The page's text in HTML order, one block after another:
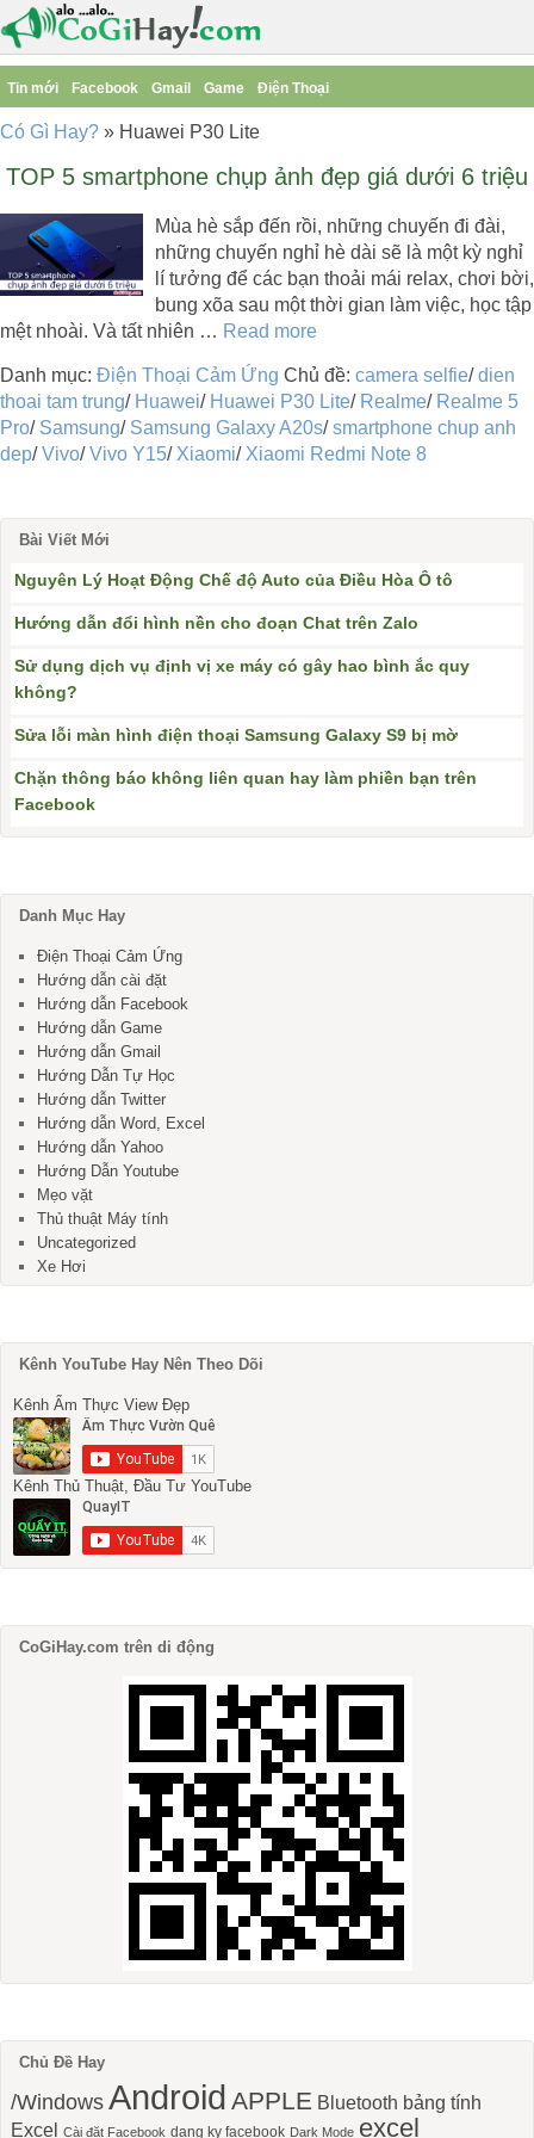
Tin mới Facebook Gmail Game Điện Thoại
Có Gì Hay? » Huawei P30 Lite
TOP 5 smartphone chụp ảnh đẹp giá dưới 6 triệu
Mùa hè sắp đến rồi, những chuyến đi đài,
những chuyến nghỉ hè dài sẽ là một kỳ nghỉ
lí tưởng để các bạn thoải mái relax, chơi bời,
bung xõa sau một thời gian làm việc, học tập
mệt nhoài. Và tất nhiên … Read more
Danh mục: Điện Thoại Cảm Ứng Chủ đề: camera selfie/dien
thoai tam trung/ Huawei/ Huawei P30 Lite/ Realme/ Realme 5
Pro/ Samsung/ Samsung Galaxy A20s/smartphone chup anh
dep/Vivo/Vivo Y15/ Xiaomi/ Xiaomi Redmi Note 8
Bài Viết Mới
Nguyên Lý Hoạt Động Chế độ Auto của Điều Hòa Ô tô
Hướng dẫn đổi hình nền cho đoạn Chat trên Zalo
Sử dụng dịch vụ định vị xe máy có gây hao bình ắc quy
không?
Sửa lỗi màn hình điện thoại Samsung Galaxy S9 bị mờ
Chặn thông báo không liên quan hay làm phiền bạn trên
Facebook
Danh Mục Hay
Điện Thoại Cảm Ứng
Hướng dẫn cài đặt
Hướng dẫn Facebook
Hướng dẫn Game
Hướng dẫn Gmail
Hướng Dẫn Tự Học
Hướng dẫn Twitter
Hướng dẫn Word, Excel
Hướng dẫn Yahoo
Hướng Dẫn Youtube
Mẹo vặt
Thủ thuật Máy tính
Uncategorized
Xe Hơi
Kênh YouTube Hay Nên Theo Dõi
Kênh Ẩm Thực View Đẹp
Kênh Thủ Thuật, Đầu Tư YouTube
CoGiHay.com trên di động
Chủ Đề Hay
/Windows Android APPLE Bluetooth bảng tính
Excel Cài đặt Facebook dang ky facebook Dark Mode excel